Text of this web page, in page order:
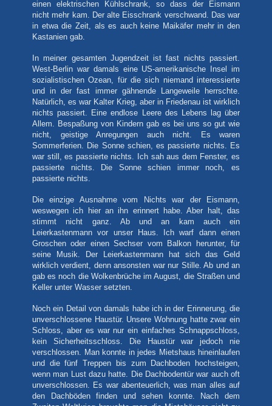
einen elektrischen Kühlschrank, so dass der Eismann
nicht mehr kam. Der alte Eisschrank verschwand. Das war
in etwa die Zeit, als es auch keine Maikäfer mehr in den
Kastanien gab.
In meiner gesamten Jugendzeit ist fast nichts passiert.
West-Berlin war damals eine US-amerikanische Insel im
sozialistischen Ozean, für die sich niemand interessierte
und in der fast immer gähnende Langeweile herrschte.
Natürlich, es war Kalter Krieg, aber in Friedenau ist wirklich
nichts passiert. Eine endlose Leere des Lebens lag über
Allem. Bespaßung von Kindern gab es bei uns so gut wie
nicht, geistige Anregungen auch nicht. Es waren
Sommerferien. Die Sonne schien, es passierte nichts. Es
war still, es passierte nichts. Ich sah aus dem Fenster, es
passierte nichts. Die Sonne schien immer noch, es
passierte nichts.
Die einzige Ausnahme vom Nichts war der Eismann,
weswegen ich hier an ihn erinnert habe. Aber halt, das
stimmt nicht ganz. Ab und an kam auch ein
Leierkastenmann vor unser Haus. Ich warf dann einen
Groschen oder einen Sechser vom Balkon herunter, für
seine Musik. Der Leierkastenmann hat sich das Geld
wirklich verdient, denn ansonsten war nur Stille. Ab und an
gab es noch die Wolkenbrüche im August, die Straßen und
Keller unter Wasser setzten.
Noch ein Detail von damals habe ich in der Erinnerung, die
unverschlossene Haustür. Unsere Wohnung hatte zwar ein
Schloss, aber es war nur ein einfaches Schnappschloss,
kein Sicherheitsschloss. Die Haustür war jedoch nie
verschlossen. Man konnte in jedes Mietshaus hineinlaufen
und die fünf Treppen bis zum Dachboden hochsteigen,
wenn man Lust dazu hatte. Die Dachbodentür war auch oft
unverschlossen. Es war abenteuerlich, was man alles auf
den Dachböden finden und sehen konnte. Nach dem